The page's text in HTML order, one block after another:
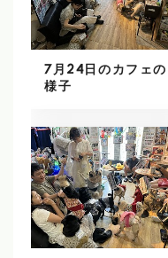
7月24日のカフェの
様子